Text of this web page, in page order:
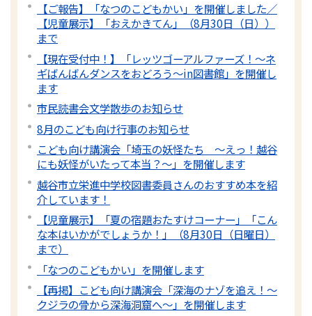
【ご報告】「なつのこどもかい」を開催しました／
【児童展示】「おえかきてん」（8月30日（日））
まで
【現在受付中！】「レッツゴーアルファーズ！～ネ
ギばんばんダンスをおどろう～in図書館」を開催し
ます
市民読書会文学散歩のお知らせ
8月のこども向け行事のお知らせ
こども向け講演会「埼玉の妖怪たち 〜えっ！越谷
にも妖怪がいたって本当？～」を開催します
越谷市立栄進中学校図書委員さんのおすすめ本を紹
介しています！
【児童展示】「夏の宿題おたすけコーナー」「こん
な本はいかがでしょうか！」（8月30日（日曜日）
まで）
「なつのこどもかい」を開催します
【再掲】こども向け講演会「深海のナゾを追え！〜
クジラの骨から深海洞窟へ〜」を開催します